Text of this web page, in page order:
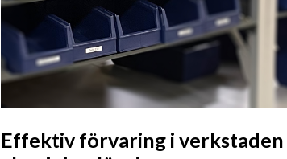
Effektiv förvaring i verkstaden